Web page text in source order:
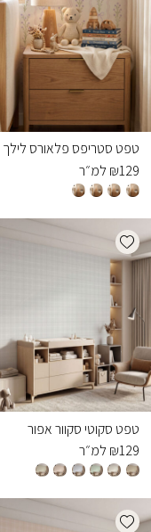
טפט סטריפס פלאורס לילך
₪129 למ״ר
Add wishlist
טפט סקוטי סקוור אפור
₪129 למ״ר
Add wishlist